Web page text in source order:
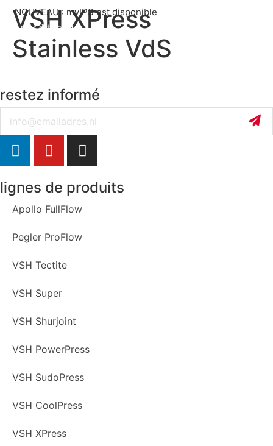
NOUVEAU : myIPS est disponible
plus d’infos
VSH XPress
Stainless VdS
restez informé
lignes de produits
Apollo FullFlow
Pegler ProFlow
VSH Tectite
VSH Super
VSH Shurjoint
VSH PowerPress
VSH SudoPress
VSH CoolPress
VSH XPress